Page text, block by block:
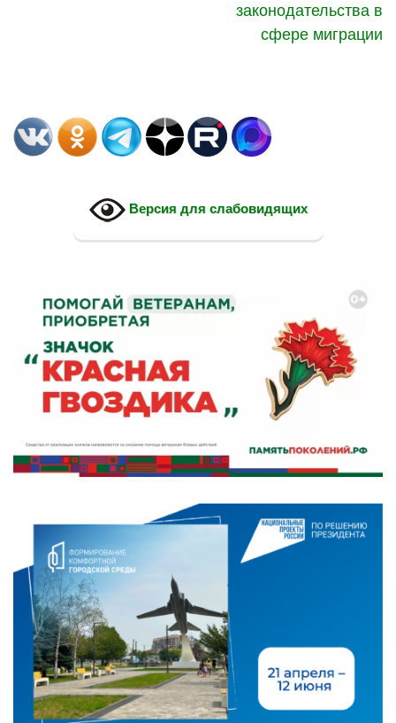
законодательства в
сфере миграции
Версия для слабовидящих